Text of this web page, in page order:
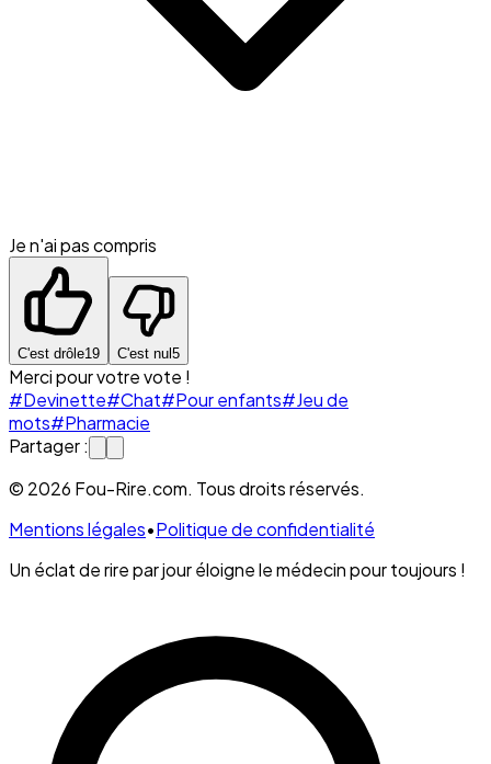
Je n'ai pas compris
C'est drôle19 C'est nul5
Merci pour votre vote !
#Devinette#Chat#Pour enfants#Jeu de
mots#Pharmacie
Partager :
© 2026 Fou-Rire.com. Tous droits réservés.
Mentions légales•Politique de confidentialité
Un éclat de rire par jour éloigne le médecin pour toujours !